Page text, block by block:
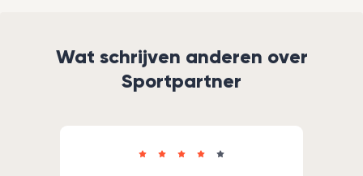
Wat schrijven anderen over
Sportpartner